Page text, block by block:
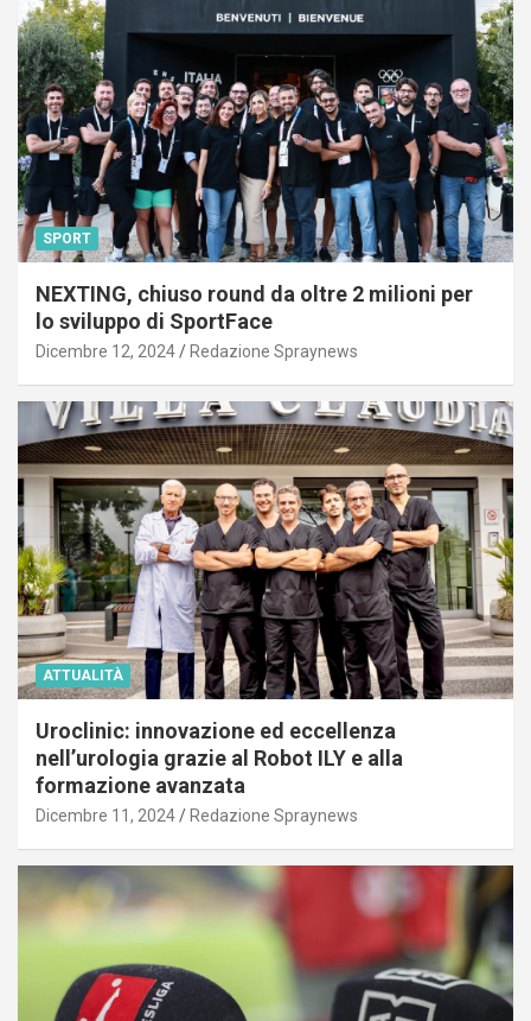
SPORT
NEXTING, chiuso round da oltre 2 milioni per
lo sviluppo di SportFace
Dicembre 12, 2024 Redazione Spraynews
ATTUALITÀ
Uroclinic: innovazione ed eccellenza
nell’urologia grazie al Robot ILY e alla
formazione avanzata
Dicembre 11, 2024 Redazione Spraynews